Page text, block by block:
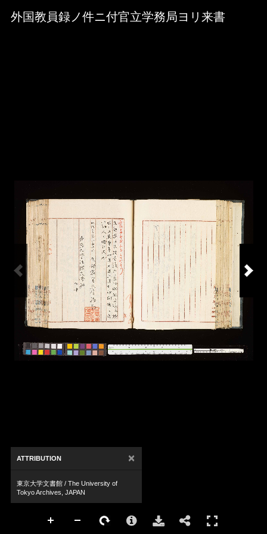
Media Viewer
外国教員録ノ件ニ付官立学務局ヨリ来書
ATTRIBUTION ×
東京大学文書館 / The University of
Tokyo Archives, JAPAN